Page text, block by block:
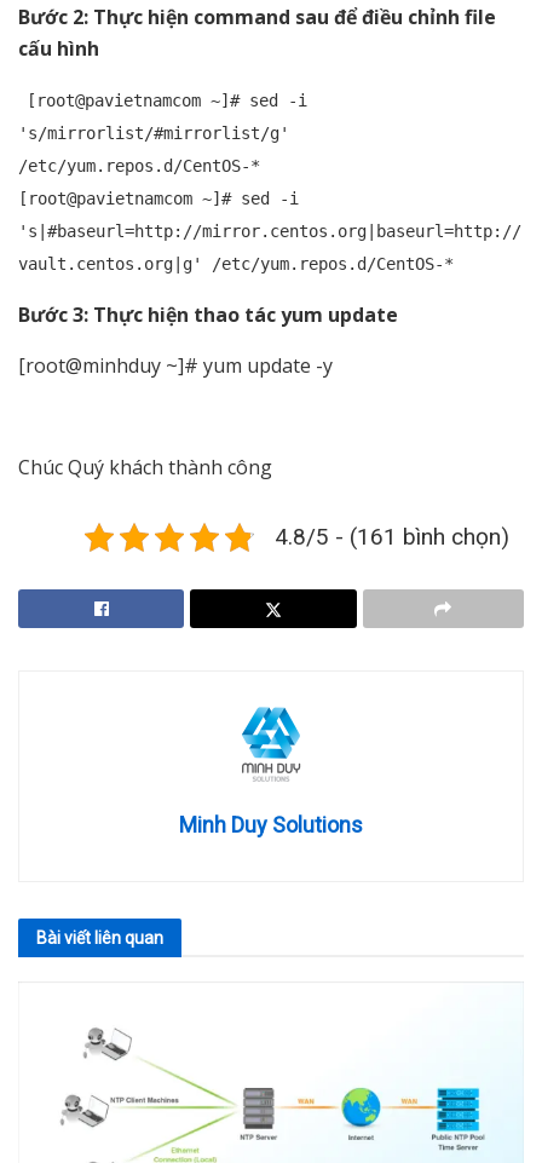
Bước 2: Thực hiện command sau để điều chỉnh file
cấu hình
[root@pavietnamcom ~]# sed -i
's/mirrorlist/#mirrorlist/g'
/etc/yum.repos.d/CentOS-*
[root@pavietnamcom ~]# sed -i
's|#baseurl=http://mirror.centos.org|baseurl=http://
vault.centos.org|g' /etc/yum.repos.d/CentOS-*
Bước 3: Thực hiện thao tác yum update
[root@minhduy ~]# yum update -y
Chúc Quý khách thành công
4.8/5 - (161 bình chọn)
Minh Duy Solutions
Bài viết liên quan